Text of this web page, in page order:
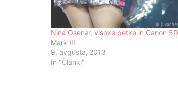
Nina Osenar, visoke petke in Canon 5D
Mark III
9. avgusta, 2013
In "Članki"